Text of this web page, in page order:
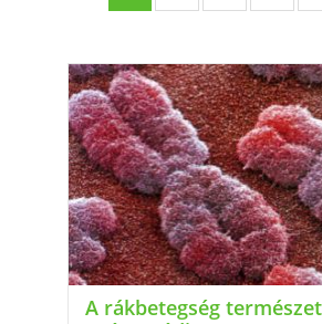
A rákbetegség